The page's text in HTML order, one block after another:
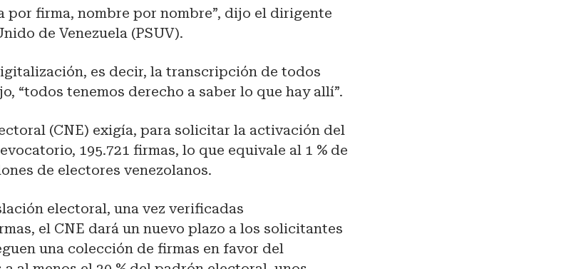
por firma, nombre por nombre”, dijo el dirigente
de Venezuela (PSUV).
es decir, la transcripción de todos
“todos tenemos derecho a saber lo que hay allí”.
(CNE) exigía, para solicitar la activación del
195.721 firmas, lo que equivale al 1 % de
de electores venezolanos.
electoral, una vez verificadas
el CNE dará un nuevo plazo a los solicitantes
una colección de firmas en favor del